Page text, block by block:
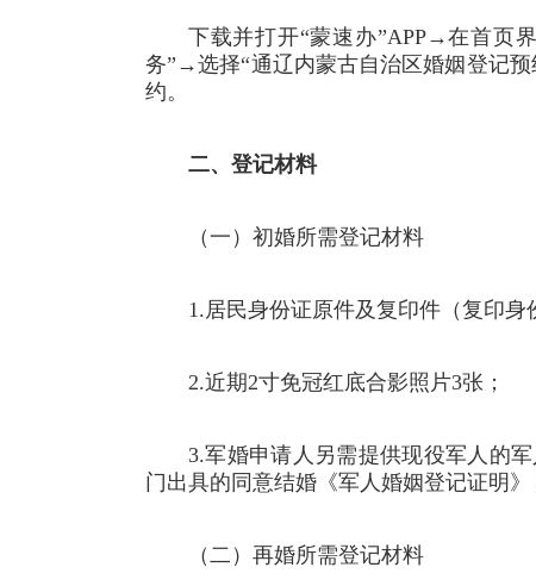
下载并打开“蒙速办”APP→在首页
务”→选择“通辽内蒙古自治区婚姻登记
约。
二、登记材料
（一）初婚所需登记材料
1.居民身份证原件及复印件（复印身
2.近期2寸免冠红底合影照片3张；
3.军婚申请人另需提供现役军人的
门出具的同意结婚《军人婚姻登记证明》
（二）再婚所需登记材料